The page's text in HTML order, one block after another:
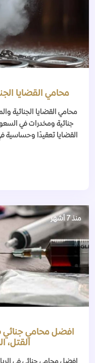
محامي القضايا
محامي القضايا الجنائية
جنائية ومخدرات في
القضايا تعقيدًا وحساسية
منذ 7 أشهر
افضل محامي
القتل،
افضل محامي جنائي في